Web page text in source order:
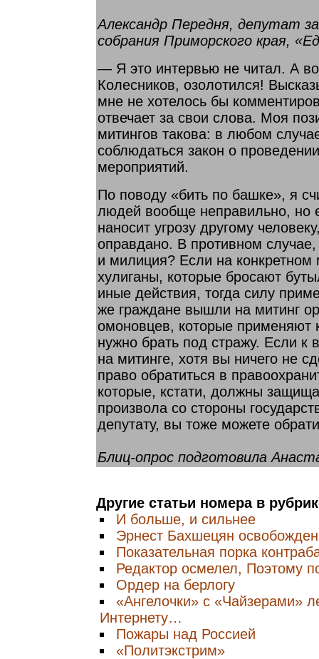
Александр Передня, депутат
собрания Приморского края,
— Я это интервью не читал. А
Колесников, озолотился!
мне не хотелось бы
отвечает за свои слова. Моя
митингов такова: в любом
соблюдаться закон о
мероприятий.
По поводу «бить по башке», я
людей вообще неправильно, но
наносит угрозу другому
оправдано. В противном
и милиция? Если на конкретном
хулиганы, которые бросают
иные действия, тогда силу
же граждане вышли на митинг
омоновцев, которые применяют
нужно брать под стражу. Если к
на митинге, хотя вы ничего не
право обратиться в
которые, кстати, должны
произвола со стороны
депутату, вы тоже можете
Блиц-опрос подготовила
Другие статьи номера в
И больше, и сильнее
Эрнест Бахшецян
Показательная порка
Редактор осмелел, Поэтому
Ордер на берлогу
«Ангелочки» с «Чайзерами»
Интернету…
Пожары над Россией
«Политэкстрим»